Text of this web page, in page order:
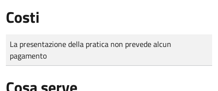
Costi
Tipo di pagamento
Importo
La presentazione della pratica non prevede alcun
pagamento